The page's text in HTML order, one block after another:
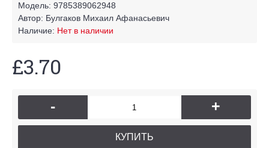
Модель: 9785389062948
Автор: Булгаков Михаил Афанасьевич
Наличие: Нет в наличии
£3.70
- +
КУПИТЬ